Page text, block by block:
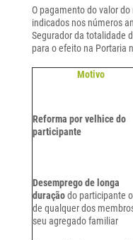
O pagamento do valor
indicados nos números
Segurador da totalidade
para o efeito na Portaria
Motivo
Reforma por velhice do
participante
Desemprego de longa
duraçãodo participante
de qualquer dos
seu agregado familiar